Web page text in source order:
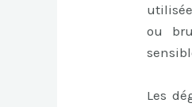
ou
Les